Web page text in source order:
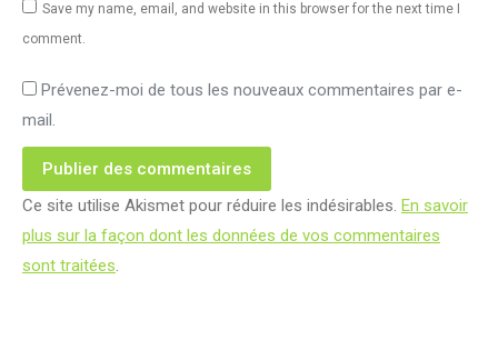
Save my name, email, and website in this browser for the next time I
comment.
Prévenez-moi de tous les nouveaux commentaires par e-
mail.
Publier des commentaires
Ce site utilise Akismet pour réduire les indésirables. En savoir
plus sur la façon dont les données de vos commentaires
sont traitées.